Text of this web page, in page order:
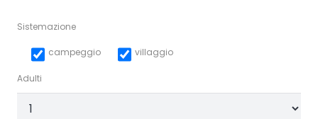
Sistemazione
campeggio villaggio
Adulti